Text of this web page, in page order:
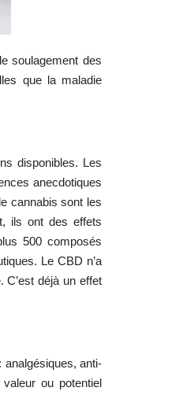
soulagement des
que la maladie
disponibles. Les
anecdotiques
cannabis sont les
ils ont des effets
500 composés
Le CBD n’a
déjà un effet
analgésiques, anti-
ou potentiel